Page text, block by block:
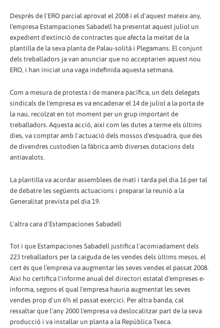
Després de l'ERO parcial aprovat el 2008 i el d'aquest mateix any,
l'empresa Estampaciones Sabadell ha presentat aquest juliol un
expedient d'extinció de contractes que afecta la meitat de la
plantilla de la seva planta de Palau-solità i Plegamans. El conjunt
dels treballadors ja van anunciar que no acceptarien aquest nou
ERO, i han iniciat una vaga indefinida aquesta setmana.
Com a mesura de protesta i de manera pacífica, un dels delegats
sindicals de l'empresa es va encadenar el 14 de juliol a la porta de
la nau, recolzat en tot moment per un grup important de
treballadors. Aquesta acció, així com les dutes a terme els últims
dies, va comptar amb l'actuació dels mossos d'esquadra, que des
de divendres custodien la fàbrica amb diverses dotacions dels
antiavalots.
La plantilla va acordar assemblees de matí i tarda pel dia 16 per tal
de debatre les següents actuacions i preparar la reunió a la
Generalitat prevista pel dia 19.
L'altra cara d'Estampaciones Sabadell
Tot i que Estampaciones Sabadell justifica l'acomiadament dels
223 treballadors per la caiguda de les vendes dels últims mesos, el
cert és que l'empresa va augmentar les seves vendes el passat 2008.
Així ho certifica l'informe anual del directori estatal d'empreses e-
informa, segons el qual l'empresa hauria augmentat les seves
vendes prop d'un 6% el passat exercici. Per altra banda, cal
ressaltar que l'any 2000 l'empresa va deslocalitzar part de la seva
producció i va instal·lar un planta a la República Txeca.